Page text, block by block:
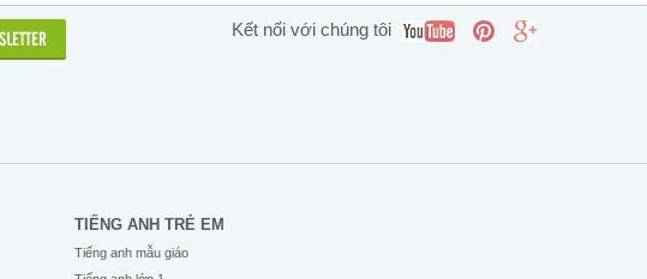
Kết nối với chúng tôi
TIẾNG ANH TRẺ EM
Tiếng anh mẫu giáo